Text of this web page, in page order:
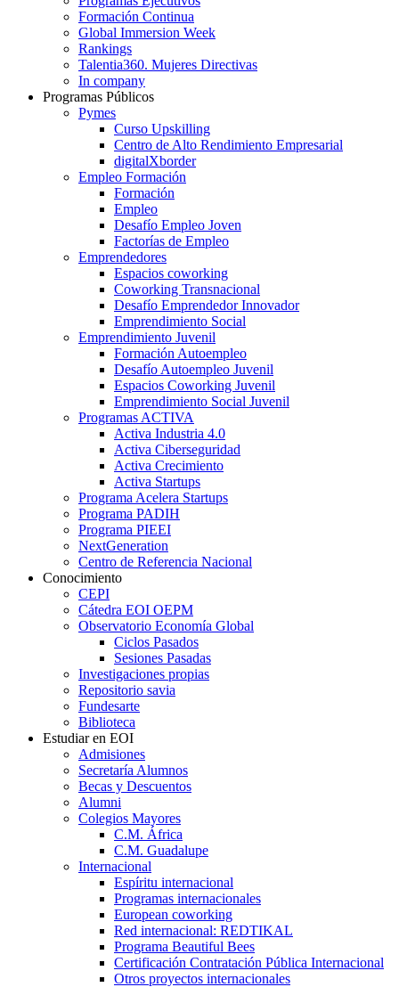
Formación Continua
Global Immersion Week
Rankings
Talentia360. Mujeres Directivas
In company
Programas Públicos
Pymes
Curso Upskilling
Centro de Alto Rendimiento Empresarial
digitalXborder
Empleo Formación
Formación
Empleo
Desafío Empleo Joven
Factorías de Empleo
Emprendedores
Espacios coworking
Coworking Transnacional
Desafío Emprendedor Innovador
Emprendimiento Social
Emprendimiento Juvenil
Formación Autoempleo
Desafío Autoempleo Juvenil
Espacios Coworking Juvenil
Emprendimiento Social Juvenil
Programas ACTIVA
Activa Industria 4.0
Activa Ciberseguridad
Activa Crecimiento
Activa Startups
Programa Acelera Startups
Programa PADIH
Programa PIEEI
NextGeneration
Centro de Referencia Nacional
Conocimiento
CEPI
Cátedra EOI OEPM
Observatorio Economía Global
Ciclos Pasados
Sesiones Pasadas
Investigaciones propias
Repositorio savia
Fundesarte
Biblioteca
Estudiar en EOI
Admisiones
Secretaría Alumnos
Becas y Descuentos
Alumni
Colegios Mayores
C.M. África
C.M. Guadalupe
Internacional
Espíritu internacional
Programas internacionales
European coworking
Red internacional: REDTIKAL
Programa Beautiful Bees
Certificación Contratación Pública Internacional
Otros proyectos internacionales